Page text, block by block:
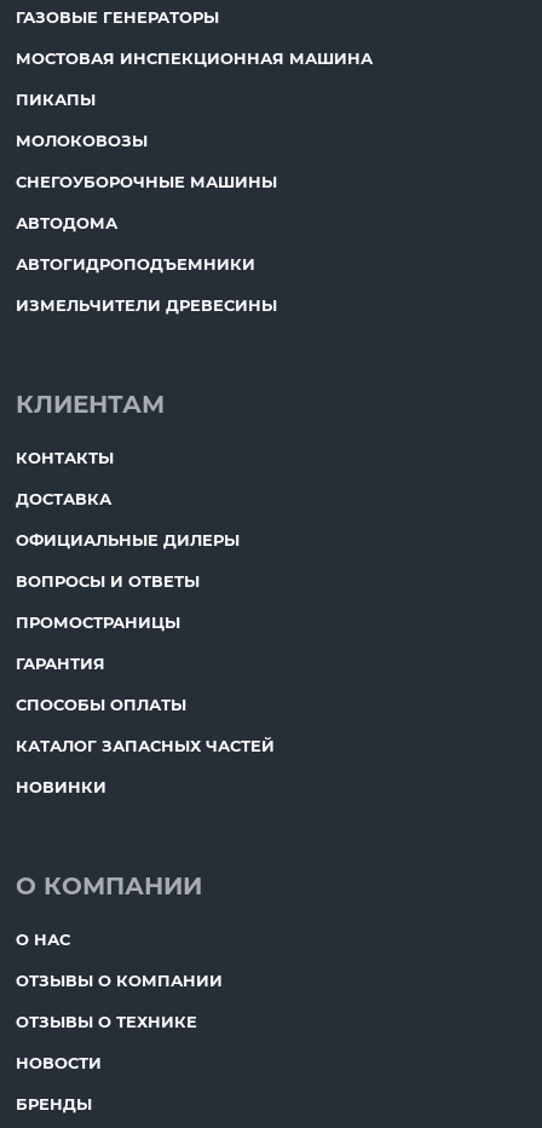
ГАЗОВЫЕ ГЕНЕРАТОРЫ
МОСТОВАЯ ИНСПЕКЦИОННАЯ МАШИНА
ПИКАПЫ
МОЛОКОВОЗЫ
СНЕГОУБОРОЧНЫЕ МАШИНЫ
АВТОДОМА
АВТОГИДРОПОДЪЕМНИКИ
ИЗМЕЛЬЧИТЕЛИ ДРЕВЕСИНЫ
КЛИЕНТАМ
КОНТАКТЫ
ДОСТАВКА
ОФИЦИАЛЬНЫЕ ДИЛЕРЫ
ВОПРОСЫ И ОТВЕТЫ
ПРОМОСТРАНИЦЫ
ГАРАНТИЯ
СПОСОБЫ ОПЛАТЫ
КАТАЛОГ ЗАПАСНЫХ ЧАСТЕЙ
НОВИНКИ
О КОМПАНИИ
О НАС
ОТЗЫВЫ О КОМПАНИИ
ОТЗЫВЫ О ТЕХНИКЕ
НОВОСТИ
БРЕНДЫ